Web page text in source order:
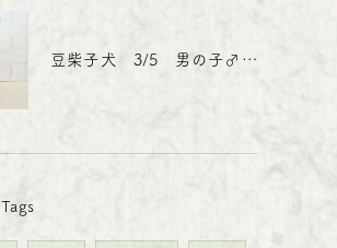
豆柴子犬 3/5 男の子♂3 売約済
Tags